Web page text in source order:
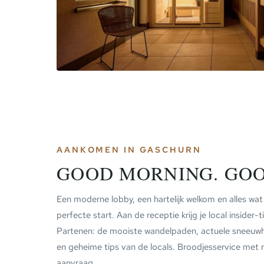
AANKOMEN IN GASCHURN
GOOD MORNING.
Een moderne lobby, een hartelijk welkom en alles
perfecte start. Aan de receptie krijg je local insider-
Partenen: de mooiste wandelpaden, actuele
en geheime tips van de locals. Broodjesservice met